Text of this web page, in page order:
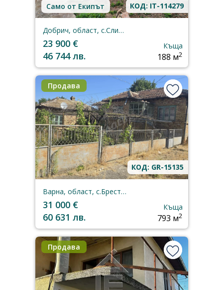
Само от Екипът КОД: IT-114279
Добрич, област, с.Сливенци
23 900 €
46 744 лв.
Къща
188 м2
Продава
КОД: GR-15135
Варна, област, с.Брестак
31 000 €
60 631 лв.
Къща
793 м2
Продава